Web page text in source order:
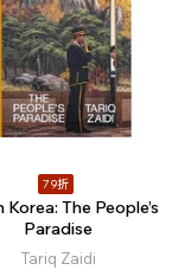
79折
The People’s
Paradise
Tariq Zaidi